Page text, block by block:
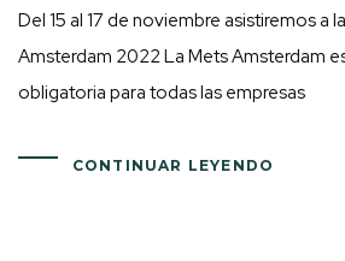
Del 15 al 17 de noviembre asistiremos a
Amsterdam 2022 La Mets Amsterdam
obligatoria para todas las empresas
CONTINUAR LEYENDO